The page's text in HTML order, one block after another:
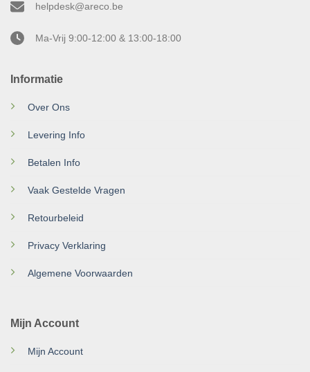
Informatie
Over Ons
Levering Info
Betalen Info
Vaak Gestelde Vragen
Retourbeleid
Privacy Verklaring
Algemene Voorwaarden
Mijn Account
Mijn Account
helpdesk@areco.be
Ma-Vrij 9:00-12:00 & 13:00-18:00